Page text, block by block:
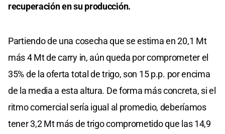
recuperación en su producción.
Partiendo de una cosecha que se estima en 20,1 Mt
más 4 Mt de carry in, aún queda por comprometer el
35% de la oferta total de trigo, son 15 p.p. por encima
de la media a esta altura. De forma más concreta, si el
ritmo comercial sería igual al promedio, deberíamos
tener 3,2 Mt más de trigo comprometido que las 14,9